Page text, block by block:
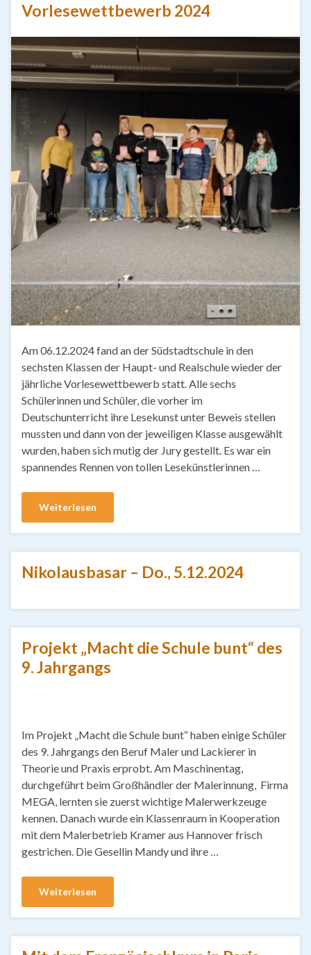
Vorlesewettbewerb 2024
Am 06.12.2024 fand an der Südstadtschule in den
sechsten Klassen der Haupt- und Realschule wieder der
jährliche Vorlesewettbewerb statt. Alle sechs
Schülerinnen und Schüler, die vorher im
Deutschunterricht ihre Lesekunst unter Beweis stellen
mussten und dann von der jeweiligen Klasse ausgewählt
wurden, haben sich mutig der Jury gestellt. Es war ein
spannendes Rennen von tollen Lesekünstlerinnen …
Weiterlesen
Nikolausbasar – Do., 5.12.2024
Projekt „Macht die Schule bunt“ des
9. Jahrgangs
Im Projekt „Macht die Schule bunt“ haben einige Schüler
des 9. Jahrgangs den Beruf Maler und Lackierer in
Theorie und Praxis erprobt. Am Maschinentag,
durchgeführt beim Großhändler der Malerinnung, Firma
MEGA, lernten sie zuerst wichtige Malerwerkzeuge
kennen. Danach wurde ein Klassenraum in Kooperation
mit dem Malerbetrieb Kramer aus Hannover frisch
gestrichen. Die Gesellin Mandy und ihre …
Weiterlesen